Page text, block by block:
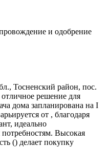
и одобрение
Тосненский район, пос.
решение для
дома запланирована на I
от , благодаря
идеально
Высокая
() делает покупку